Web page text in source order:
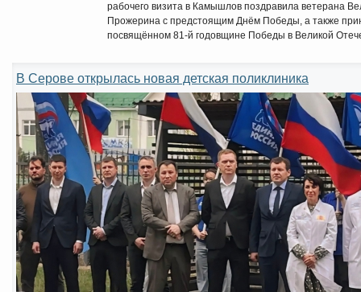
рабочего визита в Камышлов поздравила ветерана
Прожерина с предстоящим Днём Победы, а также
посвящённом 81-й годовщине Победы в Великой
В Серове открылась новая детская поликлиника